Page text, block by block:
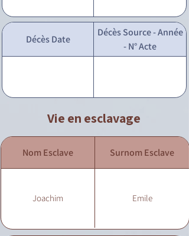
Décès Date
Décès Source - Année
- N° Acte
Vie en esclavage
Nom Esclave Surnom Esclave
Joachim Emile